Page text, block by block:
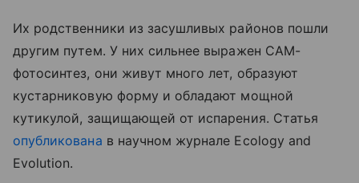
Их родственники из засушливых районов пошли
другим путем. У них сильнее выражен CAM-
фотосинтез, они живут много лет, образуют
кустарниковую форму и обладают мощной
кутикулой, защищающей от испарения. Статья
опубликована в научном журнале Ecology and
Evolution.